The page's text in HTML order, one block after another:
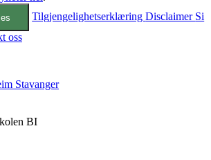
TilgjengelighetserklæringDisclaimer Si
oss
Stavanger
BI